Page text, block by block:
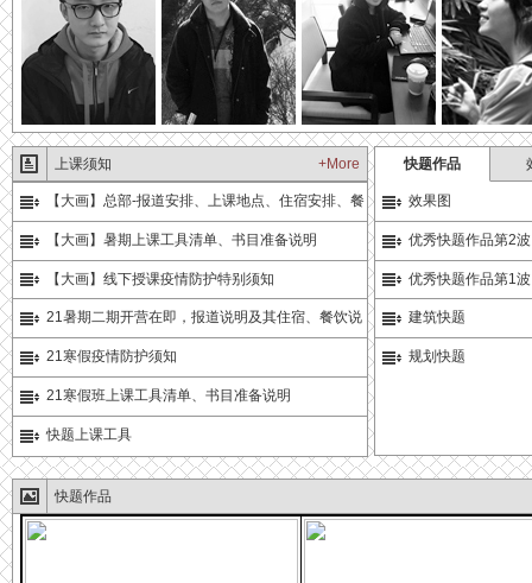
上课须知 +More
【大画】总部-报道安排、上课地点、住宿安排、餐
饮相关通知
【大画】暑期上课工具清单、书目准备说明
【大画】线下授课疫情防护特别须知
21暑期二期开营在即，报道说明及其住宿、餐饮说
明
21寒假疫情防护须知
21寒假班上课工具清单、书目准备说明
快题上课工具
快题作品
效果图
优秀快题作品第2
优秀快题作品第1
建筑快题
规划快题
快题作品